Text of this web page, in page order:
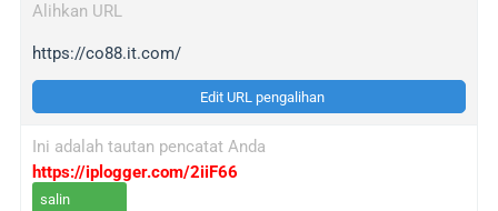
Alihkan URL
https://co88.it.com/
Edit URL pengalihan
Ini adalah tautan pencatat Anda
https://iplogger.com/2iiF66
salin